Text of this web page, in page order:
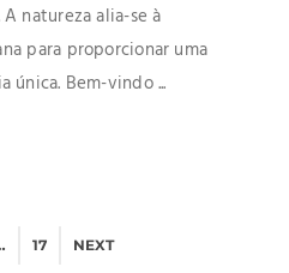
natureza alia-se à
para proporcionar uma
única. Bem-vindo ...
17 NEXT